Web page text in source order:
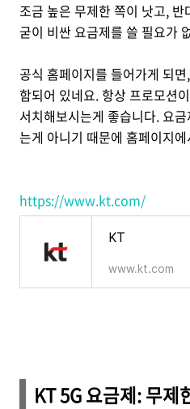
조금 높은 무제한 쪽이 낫고,
굳이 비싼 요금제를 쓸 필요가
공식 홈페이지를 들어가게 되
함되어 있네요. 항상 프로모션
서치해보시는게 좋습니다. 요
는게 아니기 때문에 홈페이지
https://www.kt.com/
KT
www.kt.com
KT 5G 요금제: 무제